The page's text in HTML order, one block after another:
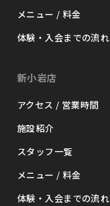
メニュー / 料金
体験・入会までの流れ
新小岩店
アクセス / 営業時間
施設紹介
スタッフ一覧
メニュー / 料金
体験・入会までの流れ